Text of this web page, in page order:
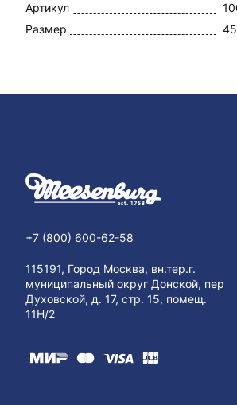
Артикул
Размер
+7 (800) 600-62-58
115191, Город Москва, вн.тер.г.
муниципальный округ Донской, пер
Духовской, д. 17, стр. 15, помещ.
11Н/2